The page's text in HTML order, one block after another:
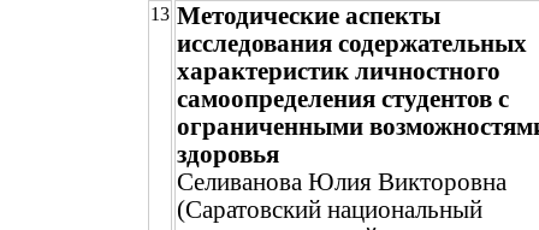
13 Методические аспекты
исследования содержательных
характеристик личностного
самоопределения студентов с
ограниченными
здоровья
Селиванова Юлия Викторовна
(Саратовский национальный